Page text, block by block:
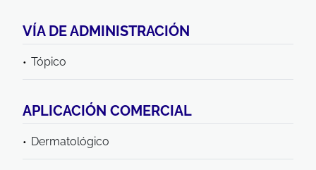
VÍA DE ADMINISTRACIÓN
Tópico
APLICACIÓN COMERCIAL
Dermatológico